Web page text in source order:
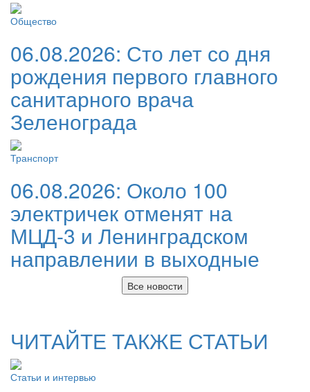
Общество
06.08.2026: Сто лет со дня
рождения первого главного
санитарного врача
Зеленограда
Транспорт
06.08.2026: Около 100
электричек отменят на
МЦД-3 и Ленинградском
направлении в выходные
Все новости
ЧИТАЙТЕ ТАКЖЕ СТАТЬИ
Статьи и интервью